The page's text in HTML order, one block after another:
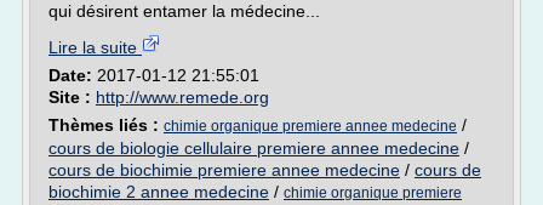
qui désirent entamer la médecine...
Lire la suite
Date: 2017-01-12 21:55:01
Site : http://www.remede.org
Thèmes liés : chimie organique premiere annee medecine /
cours de biologie cellulaire premiere annee medecine /
cours de biochimie premiere annee medecine / cours de
biochimie 2 annee medecine / chimie organique premiere